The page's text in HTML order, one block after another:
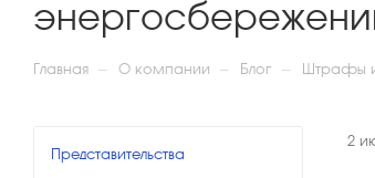
Главная — О компании — Блог — Штрафы и
2
Представительства